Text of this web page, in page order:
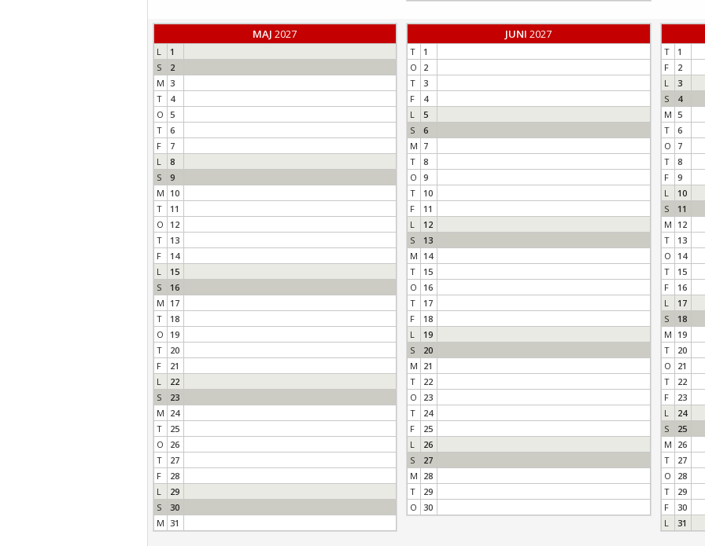
MAJ 2027
L
1
S
2
M 3
T
4
O 5
T
6
F
7
L
8
S
9
M 10
T
11
O
12
T
13
F
14
L
15
S
16
M 17
T
18
O
19
T
20
F
21
L
22
S
23
M 24
T
25
O
26
T
27
F
28
L
29
S
30
M 31
JUNI 2027
T
1
O
2
T
3
F
4
L
5
S
6
M 7
T
8
O 9
T
10
F
11
L
12
S
13
M 14
T
15
O
16
T
17
F
18
L
19
S
20
M 21
T
22
O
23
T
24
F
25
L
26
S
27
M 28
T
29
O 30
T
1
F
2
L
3
S
4
M 5
T
6
O
7
T
8
F
9
L
10
S
11
M 12
T
13
O
14
T
15
F
16
L
17
S
18
M 19
T
20
O
21
T
22
F
23
L
24
S
25
M 26
T
27
O
28
T
29
F
30
L
31